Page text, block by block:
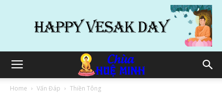
Home Vấn Đáp Thiền Tông